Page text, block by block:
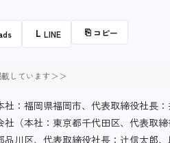
L LINE ⎘ コピー
しています＞＞
：福岡県福岡市、代表取締役社長
（本社：東京都千代田区、代表取
川区、代表取締役社長：辻信太郎